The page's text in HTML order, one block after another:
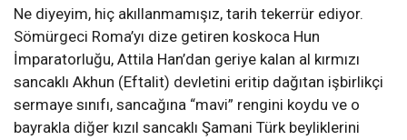
Ne diyeyim, hiç akıllanmamışız, tarih tekerrür ediyor.
Sömürgeci Roma’yı dize getiren koskoca Hun
İmparatorluğu, Attila Han’dan geriye kalan al kırmızı
sancaklı Akhun (Eftalit) devletini eritip dağıtan işbirlikçi
sermaye sınıfı, sancağına “mavi” rengini koydu ve o
bayrakla diğer kızıl sancaklı Şamani Türk beyliklerini